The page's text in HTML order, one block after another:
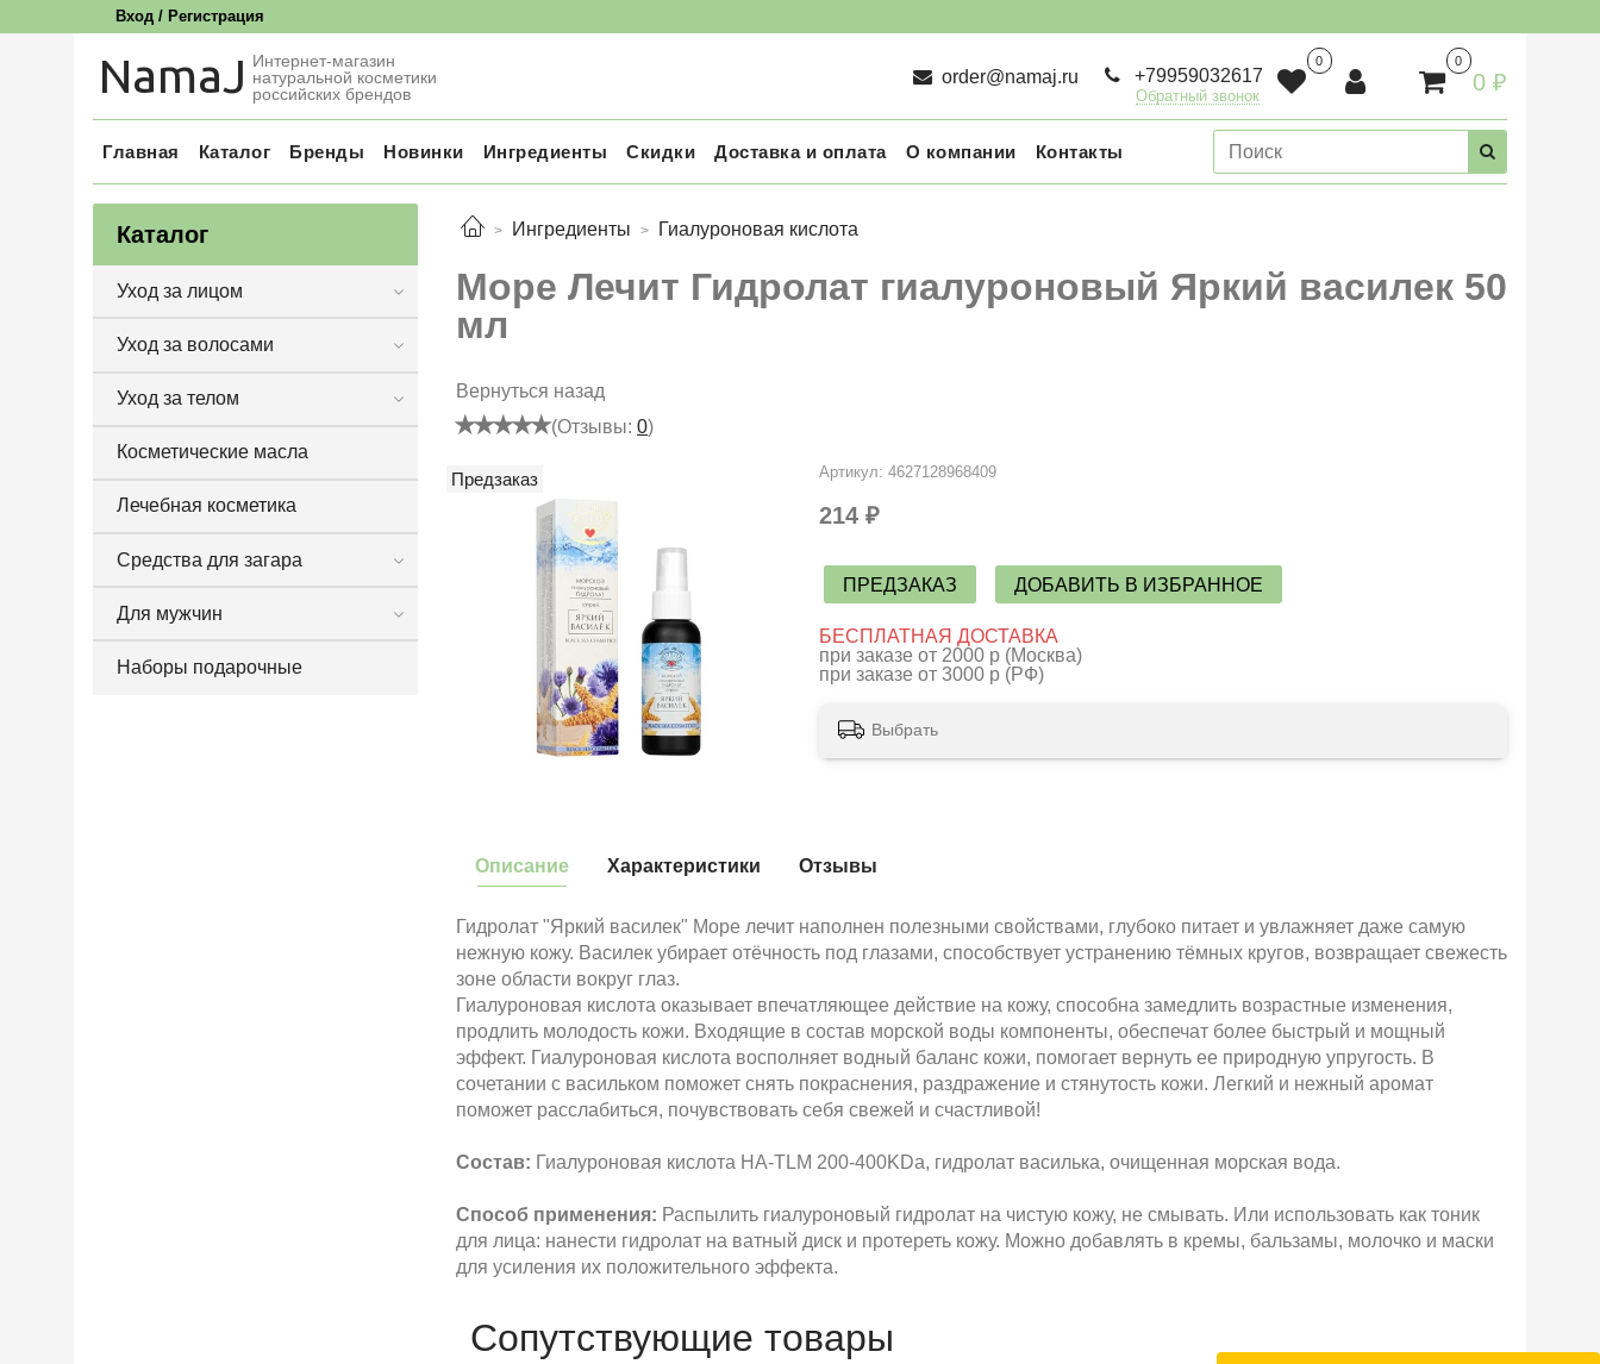
Вход / Регистрация
NamaJ Интернет-магазин
натуральной косметики
российских брендов
order@namaj.ru +79959032617
Обратный звонок
0 0
0 ₽
Главная Каталог Бренды Новинки Ингредиенты Скидки Доставка и оплата О компании Контакты
Ингредиенты Гиалуроновая кислота
Море Лечит Гидролат гиалуроновый Яркий василек 50
мл
Вернуться назад
(Отзывы: 0)
Предзаказ Артикул: 4627128968409
214 ₽
ПРЕДЗАКАЗ ДОБАВИТЬ В ИЗБРАННОЕ
БЕСПЛАТНАЯ ДОСТАВКА
при заказе от 2000 р (Москва)
при заказе от 3000 р (РФ)
Выбрать
Описание
Гидролат "Яркий василек" Море лечит наполнен полезными свойствами, глубоко питает и увлажняет даже самую
нежную кожу. Василек убирает отёчность под глазами, способствует устранению тёмных кругов, возвращает свежесть
зоне области вокруг глаз.
Гиалуроновая кислота оказывает впечатляющее действие на кожу, способна замедлить возрастные изменения,
продлить молодость кожи. Входящие в состав морской воды компоненты, обеспечат более быстрый и мощный
эффект. Гиалуроновая кислота восполняет водный баланс кожи, помогает вернуть ее природную упругость. В
сочетании с васильком поможет снять покраснения, раздражение и стянутость кожи. Легкий и нежный аромат
поможет расслабиться, почувствовать себя свежей и счастливой!
Состав: Гиалуроновая кислота НА-TLM 200-400KDa, гидролат василька, очищенная морская вода.
Способ применения: Распылить гиалуроновый гидролат на чистую кожу, не смывать. Или использовать как тоник
для лица: нанести гидролат на ватный диск и протереть кожу. Можно добавлять в кремы, бальзамы, молочко и маски
для усиления их положительного эффекта.
Характеристики Отзывы
Сопутствующие товары
Каталог
Уход за лицом
Уход за волосами
Уход за телом
Косметические масла
Лечебная косметика
Средства для загара
Для мужчин
Наборы подарочные